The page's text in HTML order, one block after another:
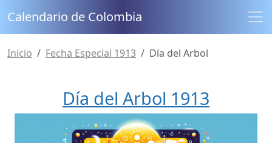
Calendario de Colombia
Inicio Fecha Especial 1913 Día del Arbol
Día del Arbol 1913